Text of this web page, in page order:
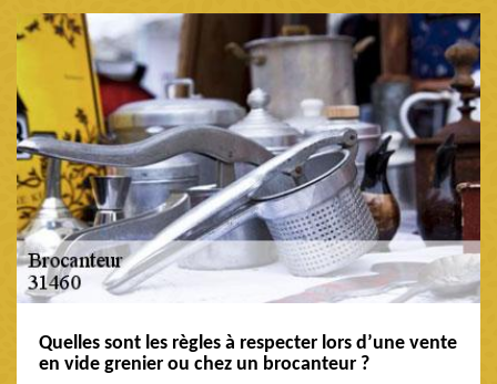
Quelles sont les règles à respecter lors d’une vente
en vide grenier ou chez un brocanteur ?